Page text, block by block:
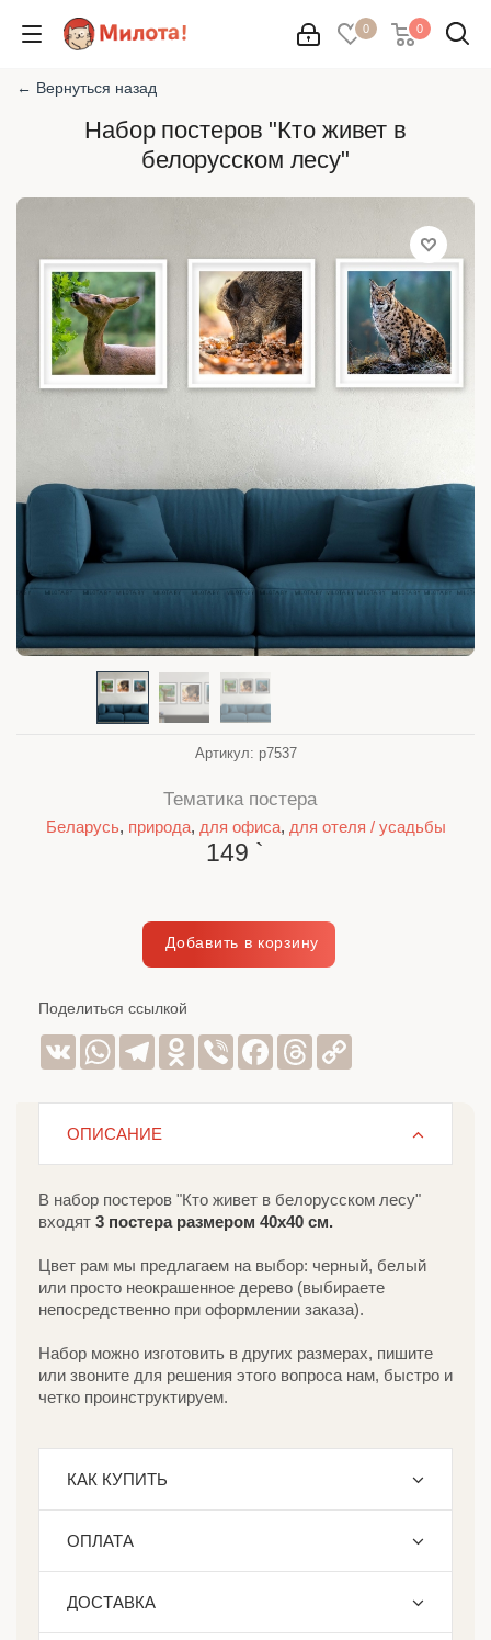
0 0
← Вернуться назад
Набор постеров "Кто живет в
белорусском лесу"
Артикул: p7537
Тематика постера
Беларусь, природа, для офиса, для отеля / усадьбы
149 `
Поделиться ссылкой
VK WhatsAppTelegramOdnoklassniki
Viber Facebook
Threads
ОПИСАНИЕ
В набор постеров "Кто живет в белорусском лесу"
входят 3 постера размером 40х40 см.
Цвет рам мы предлагаем на выбор: черный, белый
или просто неокрашенное дерево (выбираете
непосредственно при оформлении заказа).
Набор можно изготовить в других размерах, пишите
или звоните для решения этого вопроса нам, быстро и
четко проинструктируем.
КАК КУПИТЬ
ОПЛАТА
ДОСТАВКА